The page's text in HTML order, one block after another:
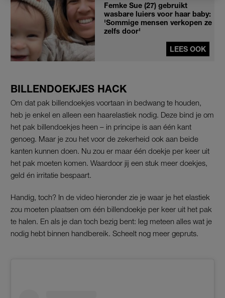
Femke Sue (27) gebruikt
wasbare luiers voor haar baby:
'Sommige mensen verkopen ze
zelfs door'
LEES OOK
BILLENDOEKJES HACK
Om dat pak billendoekjes voortaan in bedwang te houden,
heb je enkel en alleen een haarelastiek nodig. Deze bind je om
het pak billendoekjes heen – in principe is aan één kant
genoeg. Maar je zou het voor de zekerheid ook aan beide
kanten kunnen doen. Nu zou er maar één doekje per keer uit
het pak moeten komen. Waardoor jij een stuk meer doekjes,
geld én irritatie bespaart.
Handig, toch? In de video hieronder zie je waar je het elastiek
zou moeten plaatsen om één billendoekje per keer uit het pak
te halen. En als je dan toch bezig bent: leg meteen alles wat je
nodig hebt binnen handbereik. Scheelt nog meer gepruts.